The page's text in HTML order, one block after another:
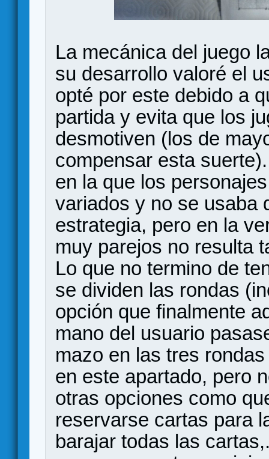
La mecánica del juego
su desarrollo valoré el
opté por este debido a
partida y evita que los
desmotiven (los de
compensar esta
en la que los
variados y no se usaba
estrategia, pero en la
muy parejos no resulta
Lo que no termino de
se dividen las rondas
opción que finalmente
mano del usuario
mazo en las tres
en este apartado, pero
otras opciones como
reservarse cartas para
barajar todas las